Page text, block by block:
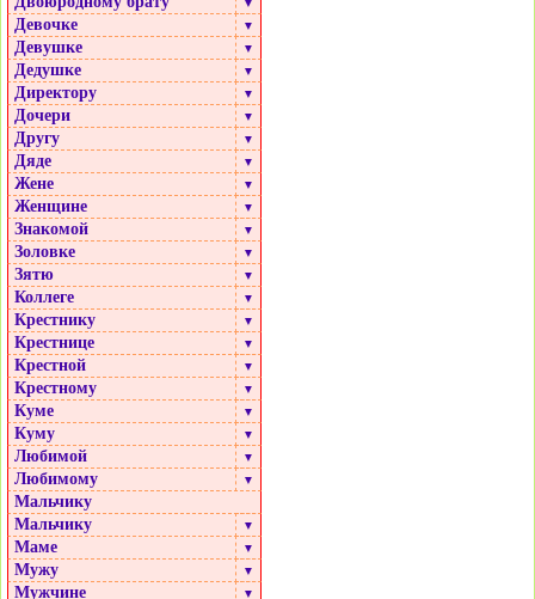
▼
Девочке ▼
Девушке ▼
Дедушке ▼
Директору ▼
Дочери ▼
Другу ▼
Дяде ▼
Жене ▼
Женщине ▼
Знакомой ▼
Золовке ▼
Зятю ▼
Коллеге ▼
Крестнику ▼
Крестнице ▼
Крестной ▼
Крестному ▼
Куме ▼
Куму ▼
Любимой ▼
Любимому ▼
Мальчику
Мальчику
▼
Маме ▼
Мужу ▼
Мужчине ▼